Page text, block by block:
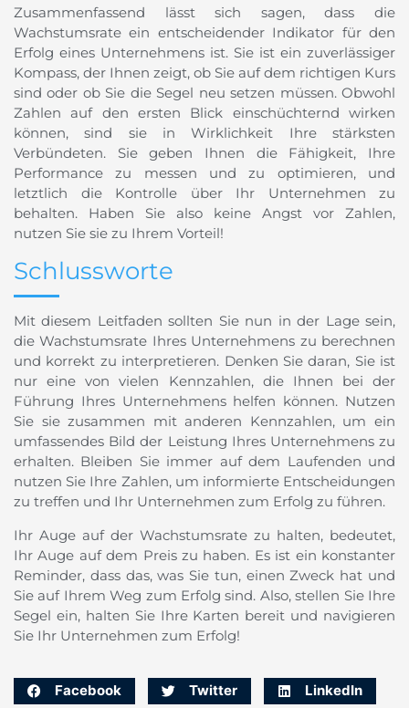
Zusammenfassend lässt sich sagen, dass die
Wachstumsrate ein entscheidender Indikator für den
Erfolg eines Unternehmens ist. Sie ist ein zuverlässiger
Kompass, der Ihnen zeigt, ob Sie auf dem richtigen Kurs
sind oder ob Sie die Segel neu setzen müssen. Obwohl
Zahlen auf den ersten Blick einschüchternd wirken
können, sind sie in Wirklichkeit Ihre stärksten
Verbündeten. Sie geben Ihnen die Fähigkeit, Ihre
Performance zu messen und zu optimieren, und
letztlich die Kontrolle über Ihr Unternehmen zu
behalten. Haben Sie also keine Angst vor Zahlen,
nutzen Sie sie zu Ihrem Vorteil!
Schlussworte
Mit diesem Leitfaden sollten Sie nun in der Lage sein,
die Wachstumsrate Ihres Unternehmens zu berechnen
und korrekt zu interpretieren. Denken Sie daran, Sie ist
nur eine von vielen Kennzahlen, die Ihnen bei der
Führung Ihres Unternehmens helfen können. Nutzen
Sie sie zusammen mit anderen Kennzahlen, um ein
umfassendes Bild der Leistung Ihres Unternehmens zu
erhalten. Bleiben Sie immer auf dem Laufenden und
nutzen Sie Ihre Zahlen, um informierte Entscheidungen
zu treffen und Ihr Unternehmen zum Erfolg zu führen.
Ihr Auge auf der Wachstumsrate zu halten, bedeutet,
Ihr Auge auf dem Preis zu haben. Es ist ein konstanter
Reminder, dass das, was Sie tun, einen Zweck hat und
Sie auf Ihrem Weg zum Erfolg sind. Also, stellen Sie Ihre
Segel ein, halten Sie Ihre Karten bereit und navigieren
Sie Ihr Unternehmen zum Erfolg!
Facebook Twitter LinkedIn